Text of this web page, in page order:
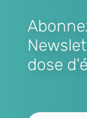
dose